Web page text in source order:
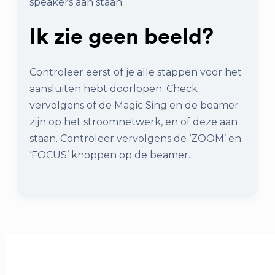
Ik zie geen beeld?
Controleer eerst of je alle stappen voor het
aansluiten hebt doorlopen. Check
vervolgens of de Magic Sing en de beamer
zijn op het stroomnetwerk, en of deze aan
staan. Controleer vervolgens de ‘ZOOM’ en
‘FOCUS’ knoppen op de beamer.